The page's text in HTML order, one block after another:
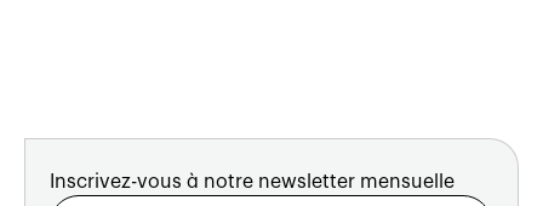
Inscrivez-vous à notre newsletter mensuelle